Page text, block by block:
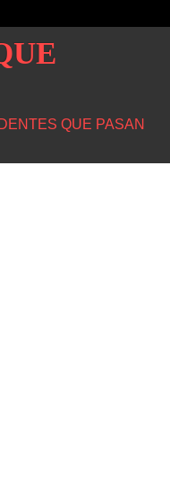
QUE PASAN